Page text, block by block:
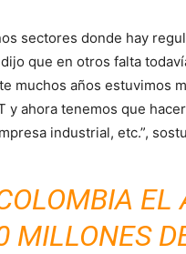
sectores donde hay
que en otros falta
muchos años estuvimos
y ahora tenemos que
industrial, etc.”,
MILLONES